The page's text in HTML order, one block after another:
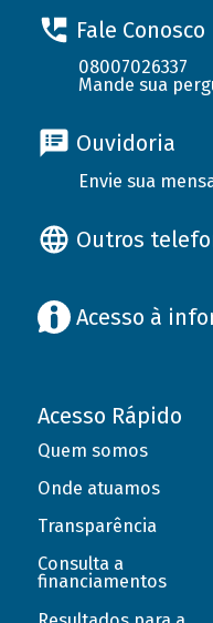
Fale Conosco
08007026337
Mande sua
Ouvidoria
Envie sua
Outros
Acesso à
Acesso Rápido
Quem somos
Onde atuamos
Transparência
Consulta a
financiamentos